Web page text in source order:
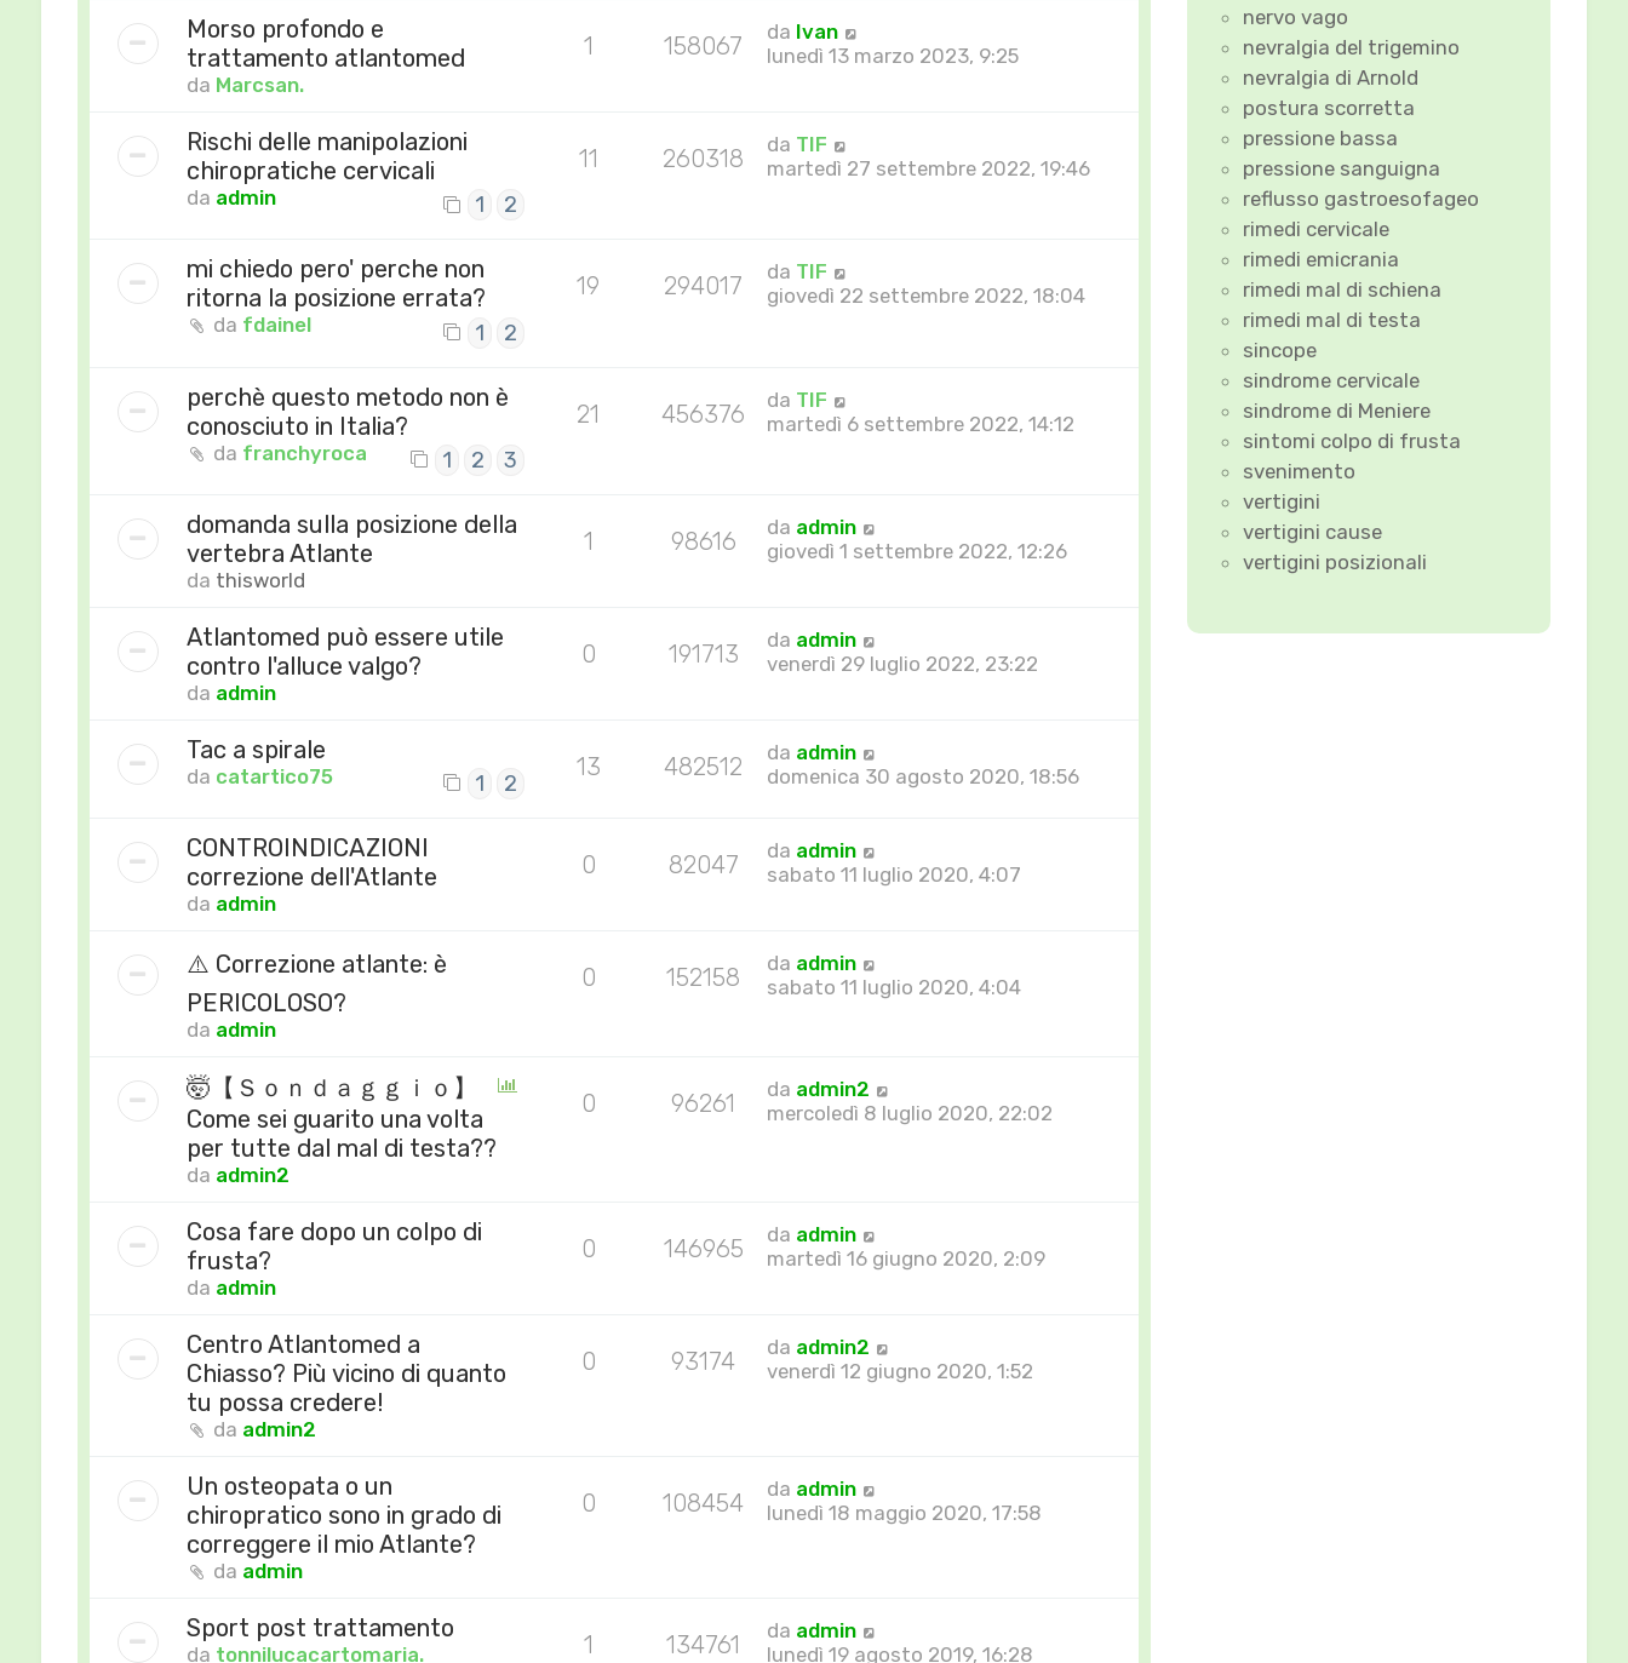
Morso profondo e
trattamento atlantomed
da Marcsan.
1 158067 da Ivan
lunedì 13 marzo 2023, 9:25
Rischi delle manipolazioni
chiropratiche cervicali
da admin 1 2
11 260318 da TIF
martedì 27 settembre 2022, 19:46
mi chiedo pero' perche non
ritorna la posizione errata?
da fdainel 1 2
19 294017 da TIF
giovedì 22 settembre 2022, 18:04
perchè questo metodo non è
conosciuto in Italia?
da franchyroca 1 2 3
21 456376 da TIF
martedì 6 settembre 2022, 14:12
domanda sulla posizione della
vertebra Atlante
da thisworld
1 98616 da admin
giovedì 1 settembre 2022, 12:26
Atlantomed può essere utile
contro l'alluce valgo?
da admin
0 191713 da admin
venerdì 29 luglio 2022, 23:22
Tac a spirale
da catartico75 1 2
13 482512 da admin
domenica 30 agosto 2020, 18:56
CONTROINDICAZIONI
correzione dell'Atlante
da admin
0 82047 da admin
sabato 11 luglio 2020, 4:07
⚠️ Correzione atlante: è
PERICOLOSO?
da admin
0 152158 da admin
sabato 11 luglio 2020, 4:04
🤯【 Ｓｏｎｄａｇｇｉｏ】
Come sei guarito una volta
per tutte dal mal di testa??
da admin2
0 96261 da admin2
mercoledì 8 luglio 2020, 22:02
Cosa fare dopo un colpo di
frusta?
da admin
0 146965 da admin
martedì 16 giugno 2020, 2:09
Centro Atlantomed a
Chiasso? Più vicino di quanto
tu possa credere!
da admin2
0 93174 da admin2
venerdì 12 giugno 2020, 1:52
Un osteopata o un
chiropratico sono in grado di
correggere il mio Atlante?
da admin
0 108454 da admin
lunedì 18 maggio 2020, 17:58
Sport post trattamento
da tonnilucacartomaria. 1 134761 da admin
lunedì 19 agosto 2019, 16:28
nervo vago
nevralgia del trigemino
nevralgia di Arnold
postura scorretta
pressione bassa
pressione sanguigna
reflusso gastroesofageo
rimedi cervicale
rimedi emicrania
rimedi mal di schiena
rimedi mal di testa
sincope
sindrome cervicale
sindrome di Meniere
sintomi colpo di frusta
svenimento
vertigini
vertigini cause
vertigini posizionali